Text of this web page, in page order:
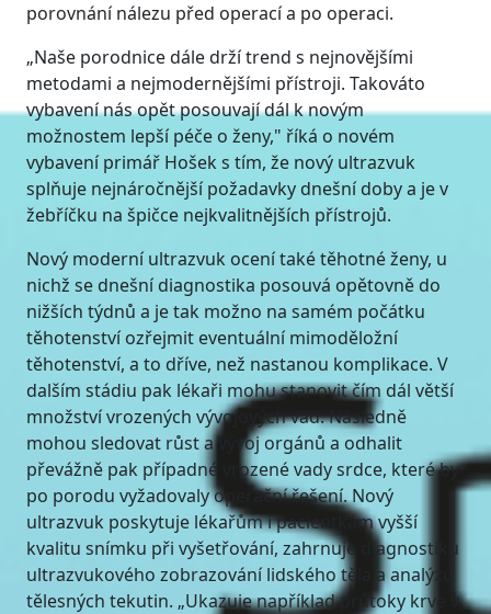
porovnání nálezu před operací a po operaci.
„Naše porodnice dále drží trend s nejnovějšími
metodami a nejmodernějšími přístroji. Takováto
vybavení nás opět posouvají dál k novým
možnostem lepší péče o ženy," říká o novém
vybavení primář Hošek s tím, že nový ultrazvuk
splňuje nejnáročnější požadavky dnešní doby a je v
žebříčku na špičce nejkvalitnějších přístrojů.
Nový moderní ultrazvuk ocení také těhotné ženy, u
nichž se dnešní diagnostika posouvá opětovně do
nižších týdnů a je tak možno na samém počátku
těhotenství ozřejmit eventuální mimoděložní
těhotenství, a to dříve, než nastanou komplikace. V
dalším stádiu pak lékaři mohu stanovit čím dál větší
množství vrozených vývojových vad. Následně
mohou sledovat růst a vývoj orgánů a odhalit
převážně pak případné vrozené vady srdce, které by
po porodu vyžadovaly operační řešení. Nový
ultrazvuk poskytuje lékařům i pacientkám vyšší
kvalitu snímku při vyšetřování, zahrnuje diagnostiku
ultrazvukového zobrazování lidského těla a analýzu
tělesných tekutin. „Ukazuje například průtoky krve v